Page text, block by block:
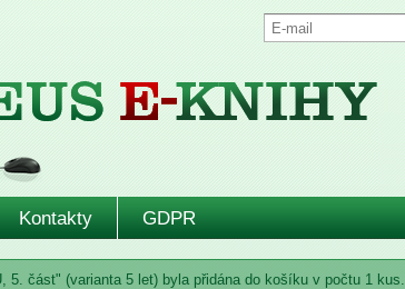
Kontakty GDPR
5. část" (varianta 5 let) byla přidána do košíku v počtu 1 kus.